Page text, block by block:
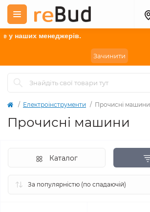
Зачинити
Електроінструменти Прочисні машини
Прочисні машини
Каталог